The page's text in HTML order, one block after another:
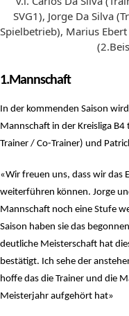
SVG1), Jorge Da Silva
Spielbetrieb), Marius
1.Mannschaft
In der kommenden Saison
Mannschaft in der Kreisliga B4
Trainer / Co-Trainer) und
«Wir freuen uns, dass wir das
weiterführen können. Jorge
Mannschaft noch eine Stufe
Saison haben sie das
deutliche Meisterschaft hat
bestätigt. Ich sehe der
hoffe das die Trainer und die
Meisterjahr aufgehört hat»